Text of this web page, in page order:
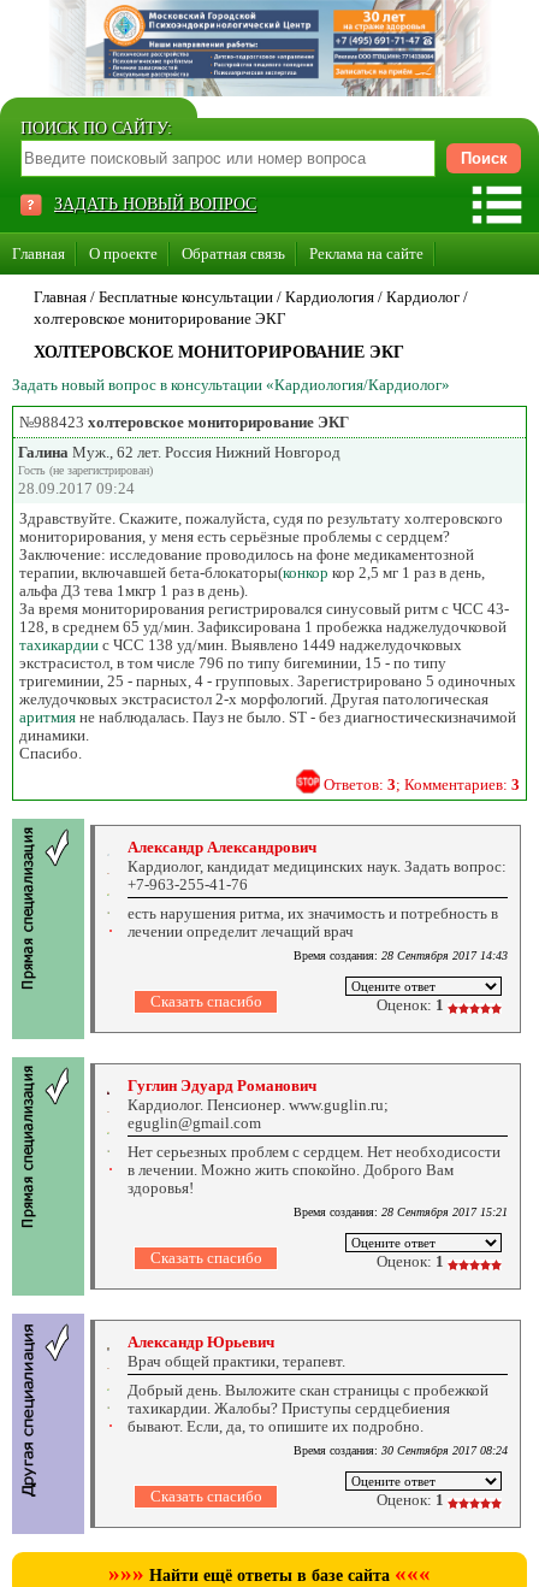
ПОИСК ПО САЙТУ:
ЗАДАТЬ НОВЫЙ ВОПРОС
Главная О проекте Обратная связь Реклама на сайте
Стать консультантом нашего сайта
Главная / Бесплатные консультации / Кардиология / Кардиолог /
холтеровское мониторирование ЭКГ
ХОЛТЕРОВСКОЕ МОНИТОРИРОВАНИЕ ЭКГ
Задать новый вопрос в консультации «Кардиология/Кардиолог»
№988423 холтеровское мониторирование ЭКГ
Галина Муж., 62 лет. Россия Нижний Новгород
Гость (не зарегистрирован)
28.09.2017 09:24
Здравствуйте. Скажите, пожалуйста, судя по результату холтеровского
мониторирования, у меня есть серьёзные проблемы с сердцем?
Заключение: исследование проводилось на фоне медикаментозной
терапии, включавшей бета-блокаторы(конкор кор 2,5 мг 1 раз в день,
альфа Д3 тева 1мкгр 1 раз в день).
За время мониторирования регистрировался синусовый ритм с ЧСС 43-
128, в среднем 65 уд/мин. Зафиксирована 1 пробежка наджелудочковой
тахикардии с ЧСС 138 уд/мин. Выявлено 1449 наджелудочковых
экстрасистол, в том числе 796 по типу бигеминии, 15 - по типу
тригеминии, 25 - парных, 4 - групповых. Зарегистрировано 5 одиночных
желудочковых экстрасистол 2-х морфологий. Другая патологическая
аритмия не наблюдалась. Пауз не было. ST - без диагностическизначимой
динамики.
Спасибо.
Ответов: 3; Комментариев: 3
Александр Александрович
Кардиолог, кандидат медицинских наук. Задать вопрос:
+7-963-255-41-76
есть нарушения ритма, их значимость и потребность в
лечении определит лечащий врач
Время создания: 28 Сентября 2017 14:43
Оценок: 1
Гуглин Эдуард Романович
Кардиолог. Пенсионер. www.guglin.ru;
eguglin@gmail.com
Нет серьезных проблем с сердцем. Нет необходисости
в лечении. Можно жить спокойно. Доброго Вам
здоровья!
Время создания: 28 Сентября 2017 15:21
Оценок: 1
Александр Юрьевич
Врач общей практики, терапевт.
Добрый день. Выложите скан страницы с пробежкой
тахикардии. Жалобы? Приступы сердцебиения
бывают. Если, да, то опишите их подробно.
Время создания: 30 Сентября 2017 08:24
Оценок: 1
»»» Найти ещё ответы в базе сайта «««